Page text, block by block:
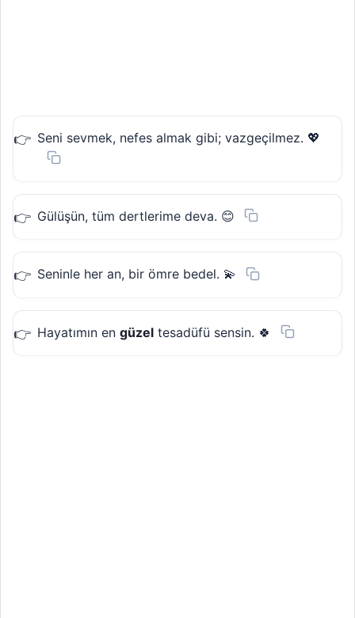
Seni sevmek, nefes almak gibi; vazgeçilmez. 💖
Gülüşün, tüm dertlerime deva. 😊
Seninle her an, bir ömre bedel. 💫
Hayatımın en güzel tesadüfü sensin. 🍀